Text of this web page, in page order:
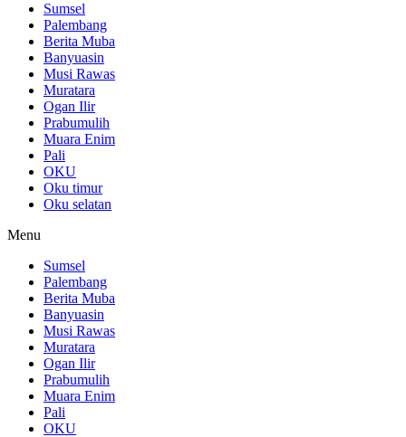
Sumsel
Palembang
Berita Muba
Banyuasin
Musi Rawas
Muratara
Ogan Ilir
Prabumulih
Muara Enim
Pali
OKU
Oku timur
Oku selatan
Menu
Sumsel
Palembang
Berita Muba
Banyuasin
Musi Rawas
Muratara
Ogan Ilir
Prabumulih
Muara Enim
Pali
OKU